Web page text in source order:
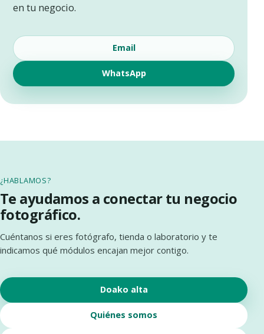
en tu negocio.
Email
WhatsApp
¿HABLAMOS?
Te ayudamos a conectar tu negocio
fotográfico.
Cuéntanos si eres fotógrafo, tienda o laboratorio y te
indicamos qué módulos encajan mejor contigo.
Doako alta
Quiénes somos